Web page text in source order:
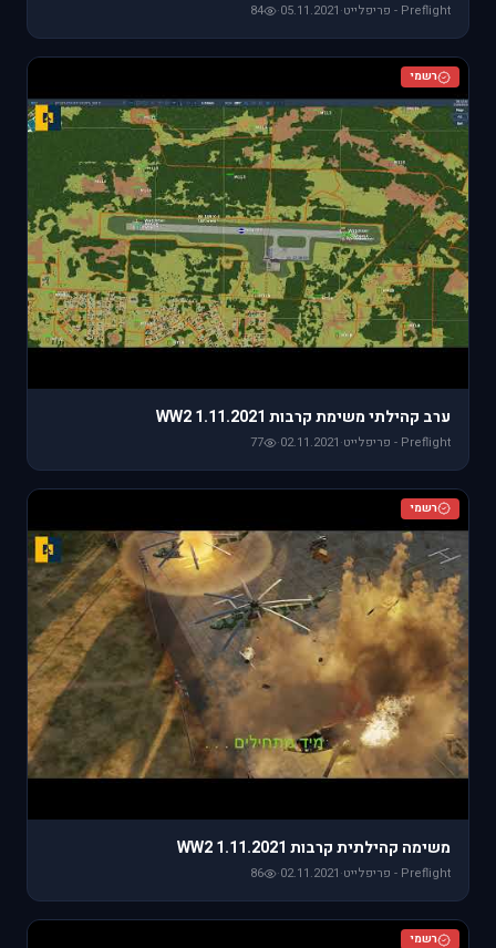
Preflight - פריפלייט ·
05.11.2021
·
84
רשמי
ערב קהילתי משימת קרבות WW2 1.11.2021
Preflight - פריפלייט ·
02.11.2021
·
77
רשמי
משימה קהילתית קרבות WW2 1.11.2021
Preflight - פריפלייט ·
02.11.2021
·
86
רשמי